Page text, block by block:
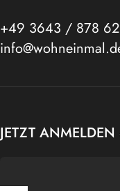
+49 3643 / 878
JETZT